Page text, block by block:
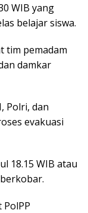
WIB yang
belajar siswa.
tim pemadam
damkar
Polri, dan
evakuasi
18.15 WIB atau